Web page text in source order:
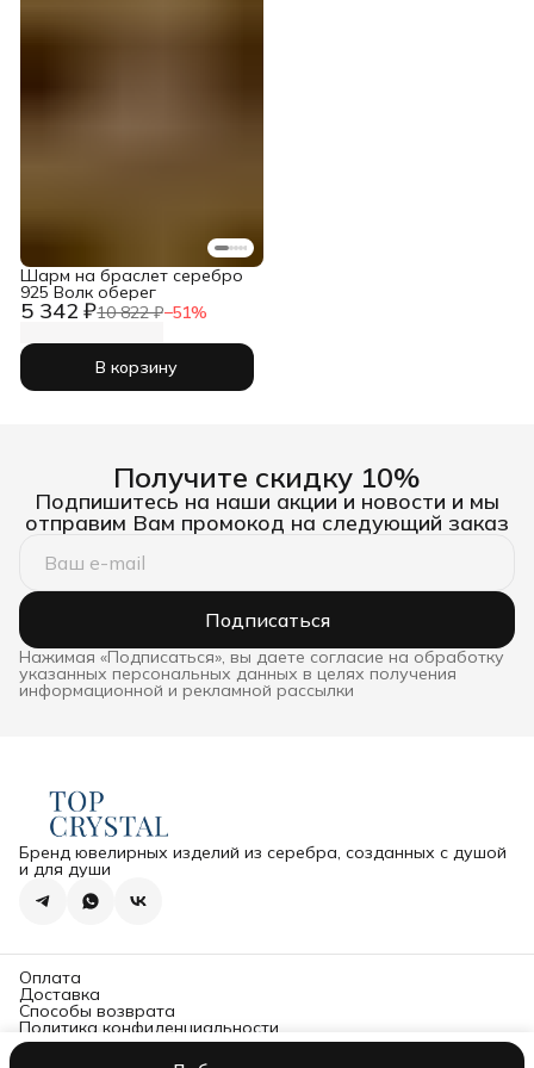
5 342 ₽10 822 ₽−51%
Шарм на браслет серебро
925 Волк оберег
В корзину
Получите скидку 10%
Подпишитесь на наши акции и новости и мы
отправим Вам промокод на следующий заказ
Подписаться
Нажимая «Подписаться», вы даете согласие на обработку
указанных персональных данных в целях получения
информационной и рекламной рассылки
Бренд ювелирных изделий из серебра, созданных с душой
и для души
Оплата
Доставка
Способы возврата
Политика конфиденциальности
Оферта
Политика обработки и защиты персональных данных